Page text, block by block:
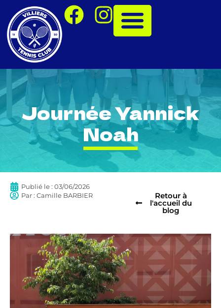
Journée Yannick
Noah
Publié le : 03/06/2026
Par : Camille BARBIER Retour à
l'accueil du
blog